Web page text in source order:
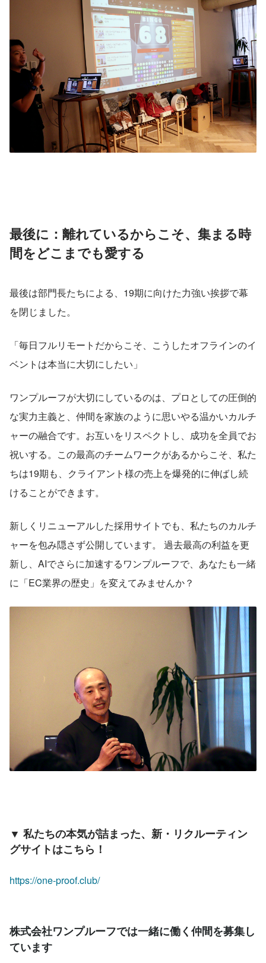
最後に：離れているからこそ、集まる時
間をどこまでも愛する
最後は部門長たちによる、19期に向けた力強い挨拶で幕
を閉じました。
「毎日フルリモートだからこそ、こうしたオフラインのイ
ベントは本当に大切にしたい」
ワンプルーフが大切にしているのは、プロとしての圧倒的
な実力主義と、仲間を家族のように思いやる温かいカルチ
ャーの融合です。お互いをリスペクトし、成功を全員でお
祝いする。この最高のチームワークがあるからこそ、私た
ちは19期も、クライアント様の売上を爆発的に伸ばし続
けることができます。
新しくリニューアルした採用サイトでも、私たちのカルチ
ャーを包み隠さず公開しています。 過去最高の利益を更
新し、AIでさらに加速するワンプルーフで、あなたも一緒
に「EC業界の歴史」を変えてみませんか？
▼ 私たちの本気が詰まった、新・リクルーティン
グサイトはこちら！
https://one-proof.club/
株式会社ワンプルーフでは一緒に働く仲間を募集し
ています